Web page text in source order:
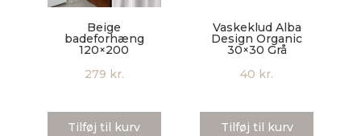
Beige
badeforhæng
120×200
279 kr.
Tilføj til kurv
Vaskeklud Alba
Design Organic
30×30 Grå
40 kr.
Tilføj til kurv